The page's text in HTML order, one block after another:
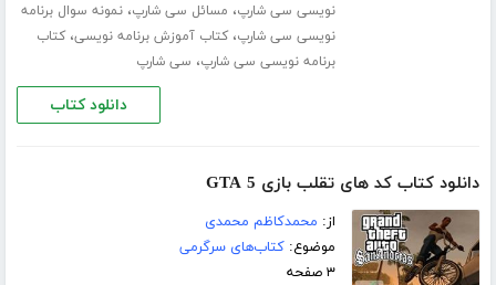
نویسی سی شارپ، مسائل سی شارپ،نمونه سوال برنامه
نویسی سی شارپ،کتاب آموزش برنامه نویسی،کتاب
برنامه نویسی سی شارپ، سی شارپ
دانلود کتاب
دانلود کتاب کد های تقلب بازی GTA 5
از: محمدکاظم محمدی
موضوع:کتاب‌های سرگرمی
۳ صفحه